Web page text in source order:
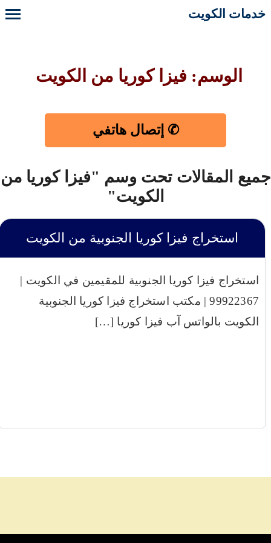
خدمات الكويت
الوسم: فيزا كوريا من الكويت
✆ إتصال هاتفي
جميع المقالات تحت وسم "فيزا كوريا من
الكويت"
استخراج فيزا كوريا الجنوبية من الكويت
استخراج فيزا كوريا الجنوبية للمقيمين في الكويت |
99922367 | مكتب استخراج فيزا كوريا الجنوبية
الكويت بالواتس آب فيزا كوريا […]